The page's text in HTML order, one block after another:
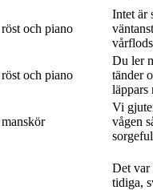
röst och piano
Intet är
röst och piano
Du ler
tänder
läppars
manskör
Vi
vågen
Det var
tidiga,